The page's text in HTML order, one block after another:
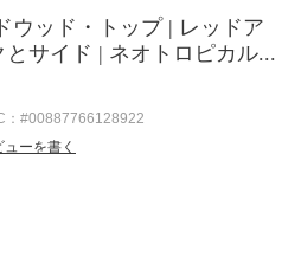
ウッド・トップ | レッドア
サイド | ネオトロピカル...
：#00887766128922
ーを書く